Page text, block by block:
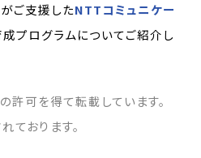
がご支援したNTTコミュニケー
プログラムについてご紹介し
許可を得て転載しています。
ております。